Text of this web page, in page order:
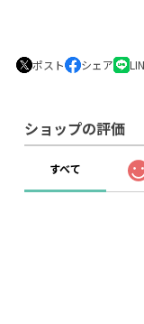
ポスト シェア
ショップの評価
すべて